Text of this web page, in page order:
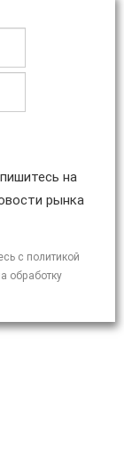
на
рынка
с политикой
обработку